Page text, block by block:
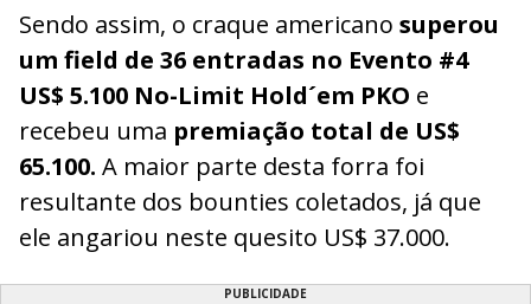
Sendo assim, o craque americano superou
um field de 36 entradas no Evento #4
US$ 5.100 No-Limit Hold´em PKO e
recebeu uma premiação total de US$
65.100. A maior parte desta forra foi
resultante dos bounties coletados, já que
ele angariou neste quesito US$ 37.000.
PUBLICIDADE